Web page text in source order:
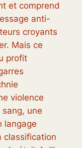
et comprend
anti-
croyants
Mais ce
profit
violence
une
langage
classification